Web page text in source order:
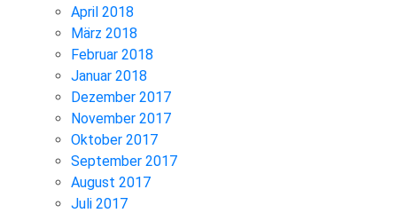
April 2018
März 2018
Februar 2018
Januar 2018
Dezember 2017
November 2017
Oktober 2017
September 2017
August 2017
Juli 2017